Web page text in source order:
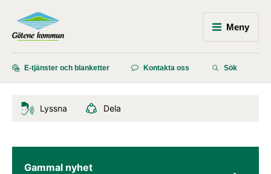
Meny
E-tjänster och blanketter Kontakta oss Sök
Lyssna Dela
Gammal nyhet